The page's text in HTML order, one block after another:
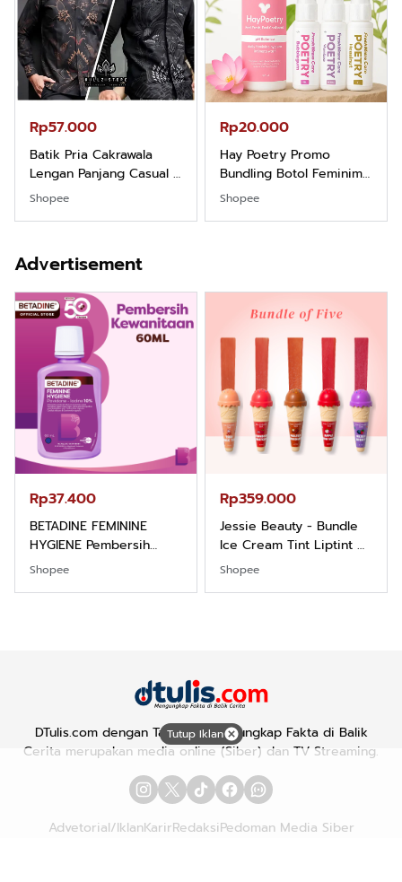
Rp57.000
Batik Pria Cakrawala
Lengan Panjang Casual -
Kemeja Batik Pria
Dewasa Lengan Panjang
Santai Slimfit Formal
Shopee
Rp20.000
Hay Poetry Promo
Bundling Botol Feminim
Care Perawatan
Keputihan Kewanitaan
Shopee
Advertisement
Rp37.400
BETADINE FEMININE
HYGIENE Pembersih
Kewanitaan 60ml
Shopee
Rp359.000
Jessie Beauty - Bundle
Ice Cream Tint Liptint All
Variant
Shopee
Tutup Iklan
DTulis.com dengan Tagline "Mengungkap Fakta di Balik
Cerita merupakan media online (Siber) dan TV Streaming.
Advetorial/IklanKarirRedaksiPedoman Media Siber